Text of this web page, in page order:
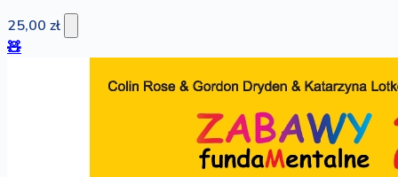
25,00 zł
🧸